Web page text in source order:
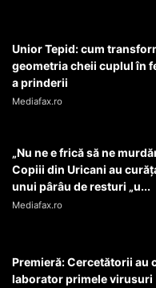
Unior Tepid: cum
geometria cheii cuplul în
a prinderii
Mediafax.ro
„Nu ne e frică să ne
Copiii din Uricani au
unui pârâu de resturi „u...
Mediafax.ro
Premieră: Cercetătorii au
laborator primele virusuri